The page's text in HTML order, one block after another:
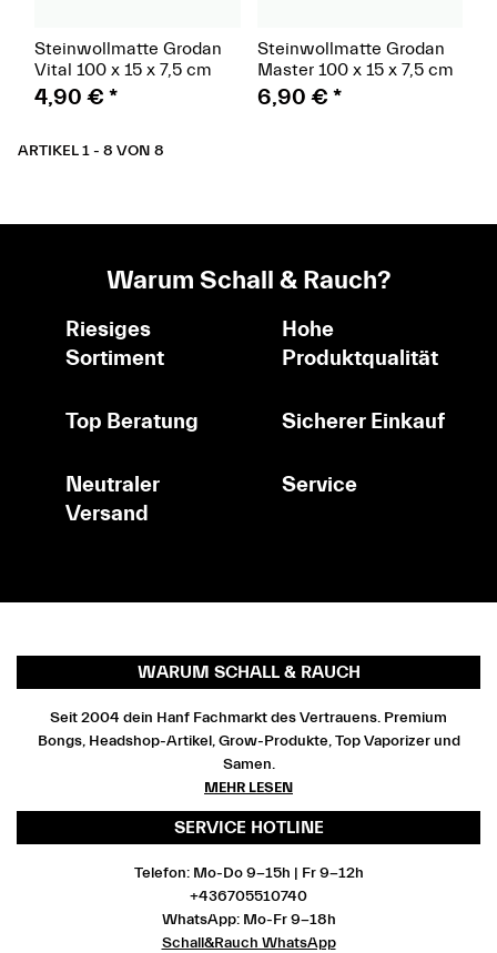
Steinwollmatte Grodan
Vital 100 x 15 x 7,5 cm
4,90 € *
Steinwollmatte Grodan
Master 100 x 15 x 7,5 cm
6,90 € *
ARTIKEL 1 - 8 VON 8
Warum Schall & Rauch?
Riesiges
Sortiment
Hohe
Produktqualität
Top Beratung Sicherer Einkauf
Neutraler
Versand
Service
WARUM SCHALL & RAUCH
Seit 2004 dein Hanf Fachmarkt des Vertrauens. Premium
Bongs, Headshop-Artikel, Grow-Produkte, Top Vaporizer und
Samen.
MEHR LESEN
SERVICE HOTLINE
Telefon: Mo-Do 9-15h | Fr 9-12h
+436705510740
WhatsApp: Mo-Fr 9-18h
Schall&Rauch WhatsApp